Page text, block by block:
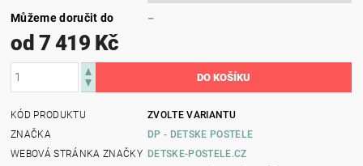
Můžeme doručit do
–
od 7 419 Kč
KÓD PRODUKTU
ZVOLTE VARIANTU
ZNAČKA
DP - DETSKE POSTELE
WEBOVÁ STRÁNKA ZNAČKY DETSKE-POSTELE.CZ